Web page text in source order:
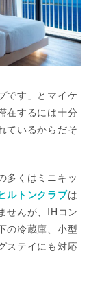
です」とマイケ
在するには十分
ているからだそ
多くはミニキッ
ルトンクラブは
せんが、IHコン
の冷蔵庫、小型
ステイにも対応